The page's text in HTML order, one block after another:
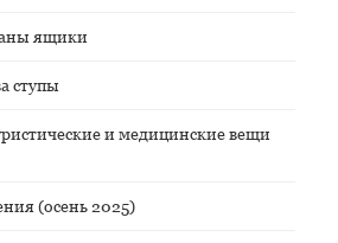
ящики
ступы
и медицинские вещи
(осень 2025)